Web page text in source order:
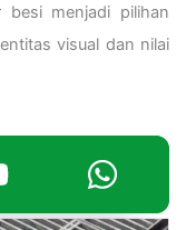
menjadi pilihan
visual dan nilai